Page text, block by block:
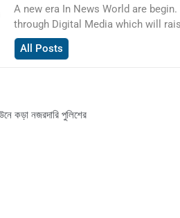
A new era In News World are
through Digital Media which will
All Posts
কড়া নজরদারি পুলিশের